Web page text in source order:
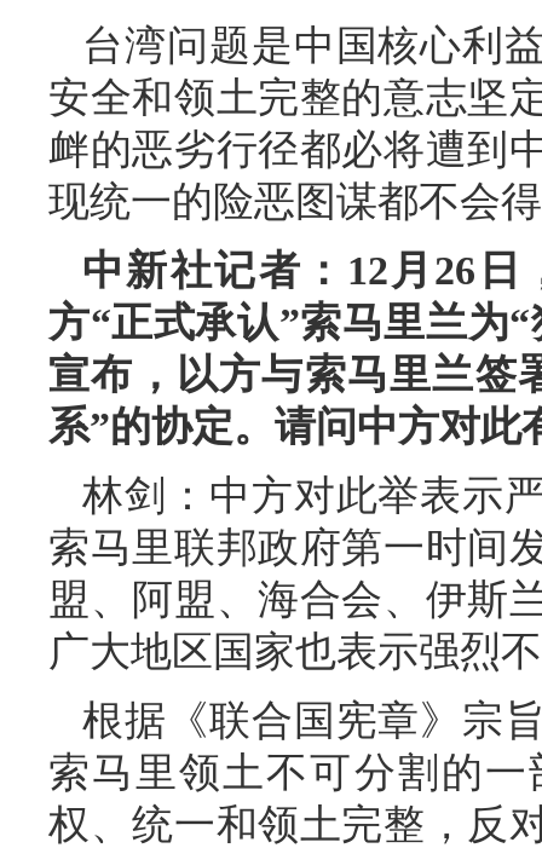
台湾问题是中国核心利
安全和领土完整的意志坚
衅的恶劣行径都必将遭到
现统一的险恶图谋都不会
中新社记者：12月26
方“正式承认”索马里兰为
宣布，以方与索马里兰签
系”的协定。请问中方对此
林剑：中方对此举表示
索马里联邦政府第一时间
盟、阿盟、海合会、伊斯
广大地区国家也表示强烈
根据《联合国宪章》宗
索马里领土不可分割的
权、统一和领土完整，反